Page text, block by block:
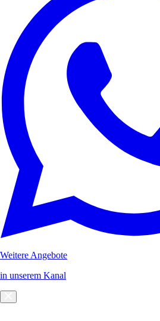
Weitere Angebote
in unserem Kanal